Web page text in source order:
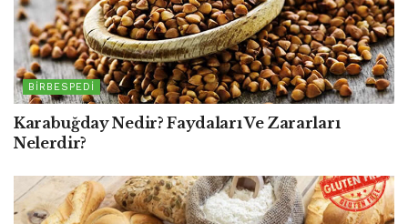
BIRBESPEDI
Karabuğday Nedir? Faydaları Ve Zararları
Nelerdir?